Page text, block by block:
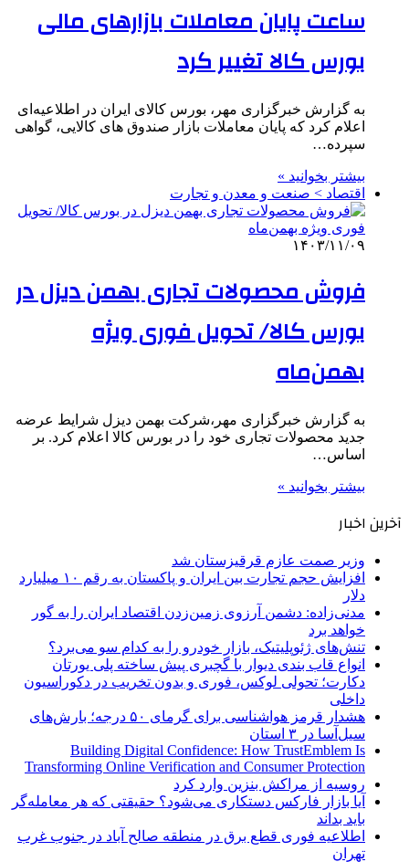
ساعت پایان معاملات بازارهای مالی
بورس کالا تغییر کرد
به گزارش خبرگزاری مهر، بورس کالای ایران در اطلاعیه‌ای
اعلام کرد که پایان معاملات بازار صندوق های کالایی، گواهی
سپرده…
بیشتر بخوانید »
اقتصاد > صنعت و معدن و تجارت
۱۴۰۳/۱۱/۰۹
فروش محصولات تجاری بهمن دیزل در
بورس کالا/ تحویل فوری ویژه
بهمن‌ماه
به گزارش خبرگزاری مهر،شرکت بهمن دیزل شرایط عرضه
جدید محصولات تجاری خود را در بورس کالا اعلام کرد. بر
اساس…
بیشتر بخوانید »
آخرین اخبار
وزیر صمت عازم قرقیزستان شد
افزایش حجم تجارت بین ایران و پاکستان به رقم ۱۰ میلیارد
دلار
مدنی‌زاده: دشمن آرزوی زمین‌زدن اقتصاد ایران را به گور
خواهد برد
تنش‌های ژئوپلیتیک، بازار خودرو را به کدام سو می‌برد؟
انواع قاب بندی دیوار با گچبری پیش ساخته پلی یورتان
دکارت؛ تحولی لوکس، فوری و بدون تخریب در دکوراسیون
داخلی
هشدار قرمز هواشناسی برای گرمای ۵۰ درجه؛ بارش‌های
سیل‌آسا در ۳ استان
Building Digital Confidence: How TrustEmblem Is
Transforming Online Verification and Consumer Protection
روسیه از مراکش بنزین وارد کرد
آیا بازار فارکس دستکاری می‌شود؟ حقیقتی که هر معامله‌گر
باید بداند
اطلاعیه فوری قطع برق در منطقه صالح آباد در جنوب غرب
تهران